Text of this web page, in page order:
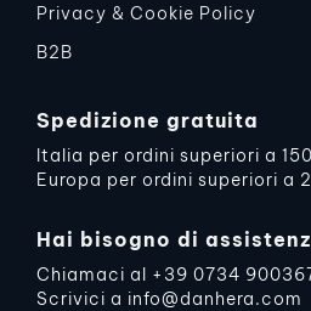
Privacy & Cookie Policy
B2B
Spedizione gratuita
Italia per ordini superiori a
Europa per ordini superiori a
Hai bisogno di
Chiamaci al +39 0734
Scrivici a info@danhera.com